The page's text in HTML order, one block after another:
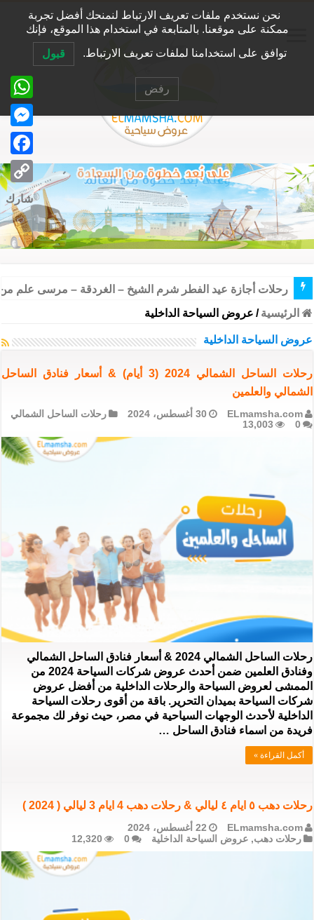
رحلات أجازة عيد الفطر شرم الشيخ – الغردقة – مرسى علم من
الرئيسية / عروض السياحة الداخلية
عروض السياحة الداخلية
رحلات الساحل الشمالي 2024 (3 أيام) & أسعار فنادق الساحل
الشمالي والعلمين
ELmamsha.com 30 أغسطس، 2024
رحلات الساحل الشمالي
0
13,003
رحلات الساحل الشمالي 2024 & أسعار فنادق الساحل الشمالي
وفنادق العلمين ضمن أحدث عروض شركات السياحة 2024 من
الممشى لعروض السياحة والرحلات الداخلية من أفضل عروض
شركات السياحة بميدان التحرير. باقة من أقوى رحلات السياحة
الداخلية لأحدث الوجهات السياحية في مصر، حيث نوفر لك مجموعة
فريدة من اسماء فنادق الساحل …
أكمل القراءة »
رحلات دهب ٥ ايام ٤ ليالي & رحلات دهب 4 ايام 3 ليالي ( 2024 )
ELmamsha.com
22 أغسطس، 2024
رحلات دهب,عروض السياحة الداخلية 0
12,320
Copy
Link
شارك
نحن نستخدم ملفات تعريف الارتباط لنمنحك أفضل تجربة
ممكنة على موقعنا. بالمتابعة في استخدام هذا الموقع، فإنك
توافق على استخدامنا لملفات تعريف الارتباط. قبول
رفض